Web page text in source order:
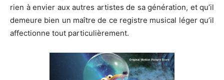
rien à envier aux autres artistes de sa génération, et qu’il
demeure bien un maître de ce registre musical léger qu’il
affectionne tout particulièrement.